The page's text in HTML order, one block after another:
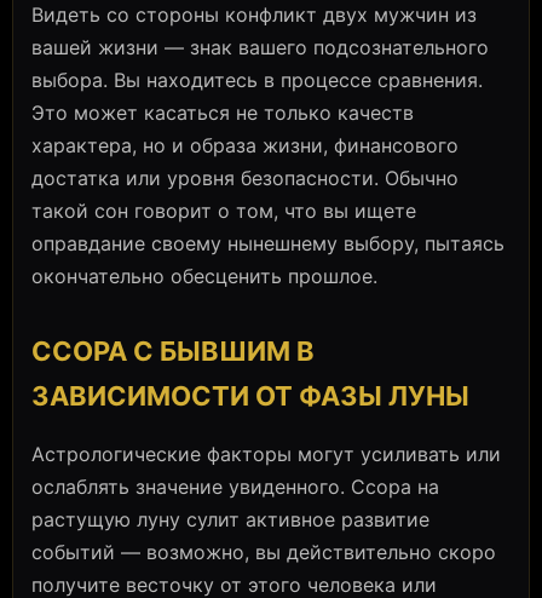
Видеть со стороны конфликт двух мужчин из
вашей жизни — знак вашего подсознательного
выбора. Вы находитесь в процессе сравнения.
Это может касаться не только качеств
характера, но и образа жизни, финансового
достатка или уровня безопасности. Обычно
такой сон говорит о том, что вы ищете
оправдание своему нынешнему выбору, пытаясь
окончательно обесценить прошлое.
ССОРА С БЫВШИМ В
ЗАВИСИМОСТИ ОТ ФАЗЫ ЛУНЫ
Астрологические факторы могут усиливать или
ослаблять значение увиденного. Ссора на
растущую луну сулит активное развитие
событий — возможно, вы действительно скоро
получите весточку от этого человека или